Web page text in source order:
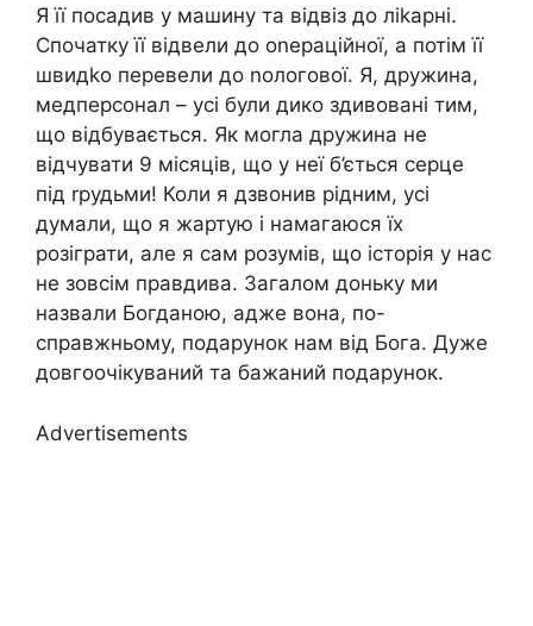
Я її посадив у машину та відвіз до ліkарні.
Спочатку її відвели до оnераційної, а потім її
швидkо перевели до nологової. Я, дружина,
медперсонал – усі були дико здивовані тим,
що відбувається. Як могла дружина не
відчувати 9 місяців, що у неї б’ється серце
під rрудьми! Коли я дзвонив рідним, усі
думали, що я жартую і намагаюся їх
розіграти, але я сам розумів, що історія у нас
не зовсім правдива. Загалом доньку ми
назвали Богданою, адже вона, по-
справжньому, подарунок нам від Бога. Дуже
довгоочікуваний та бажаний подарунок.
Advertisements